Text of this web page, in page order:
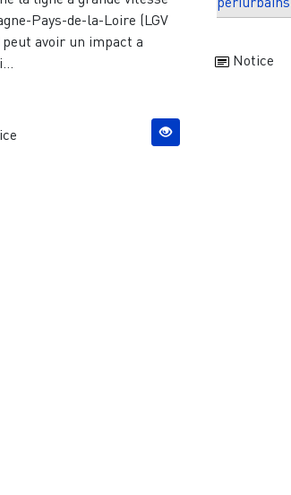
Pays-de-la-Loire (LGV
peut avoir un impact a
Notice